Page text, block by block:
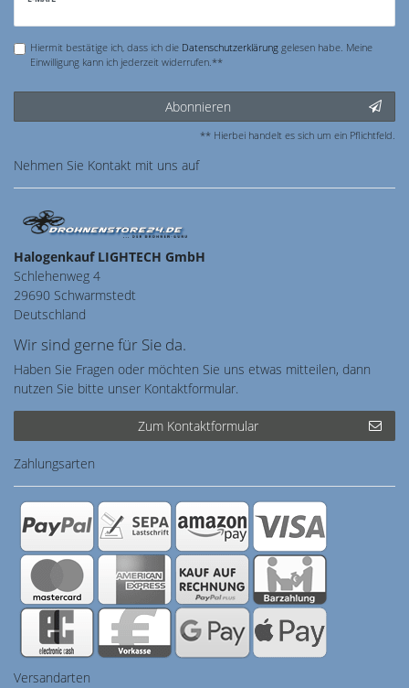
Hiermit bestätige ich, dass ich die Daten­schutz­erklärunggelesen habe. Meine
Einwilligung kann ich jederzeit widerrufen.**
Abonnieren
** Hierbei handelt es sich um ein Pflichtfeld.
Nehmen Sie Kontakt mit uns auf
Halogenkauf LIGHTECH GmbH
Schlehenweg 4
29690 Schwarmstedt
Deutschland
Wir sind gerne für Sie da.
Haben Sie Fragen oder möchten Sie uns etwas mitteilen, dann
nutzen Sie bitte unser Kontaktformular.
Zum Kontaktformular
Zahlungsarten
Versandarten